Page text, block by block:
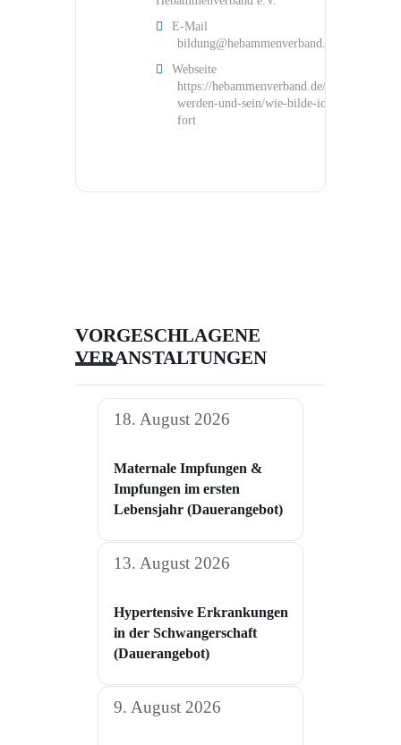
E-Mail
bildung@hebammenverband.de
Webseite
https://hebammenverband.de/hebamme-
werden-und-sein/wie-bilde-ich-mich-
fort
VORGESCHLAGENE
VERANSTALTUNGEN
18. August 2026
Maternale Impfungen &
Impfungen im ersten
Lebensjahr (Dauerangebot)
13. August 2026
Hypertensive Erkrankungen
in der Schwangerschaft​
(Dauerangebot)
9. August 2026